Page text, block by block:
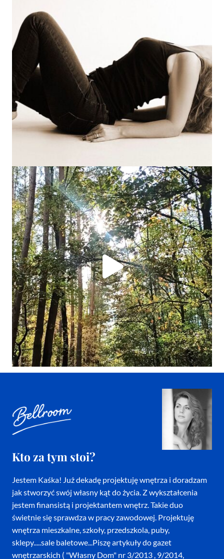
Kto za tym stoi?
Jestem Kaśka! Już dekadę projektuję wnętrza i doradzam
jak stworzyć swój własny kąt do życia. Z wykształcenia
jestem finansistą i projektantem wnętrz. Takie duo
świetnie się sprawdza w pracy zawodowej. Projektuję
wnętrza mieszkalne, szkoły, przedszkola, puby,
sklepy.....sale baletowe...Piszę artykuły do gazet
wnętrzarskich ( "Własny Dom" nr 3/2013 , 9/2014,